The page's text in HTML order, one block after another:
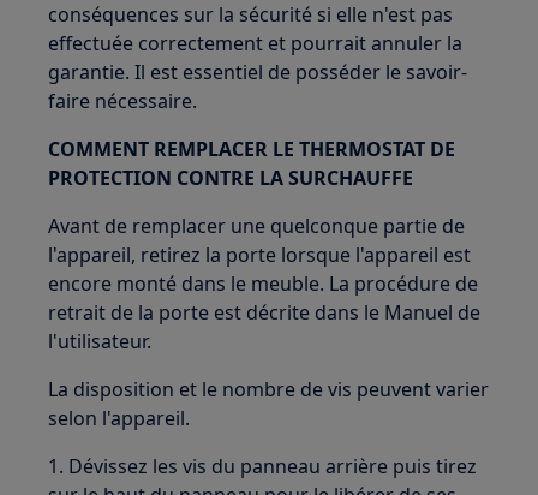
conséquences sur la sécurité si elle n'est pas
effectuée correctement et pourrait annuler la
garantie. Il est essentiel de posséder le savoir-
faire nécessaire.
COMMENT REMPLACER LE THERMOSTAT DE
PROTECTION CONTRE LA SURCHAUFFE
Avant de remplacer une quelconque partie de
l'appareil, retirez la porte lorsque l'appareil est
encore monté dans le meuble. La procédure de
retrait de la porte est décrite dans le Manuel de
l'utilisateur.
La disposition et le nombre de vis peuvent varier
selon l'appareil.
1. Dévissez les vis du panneau arrière puis tirez